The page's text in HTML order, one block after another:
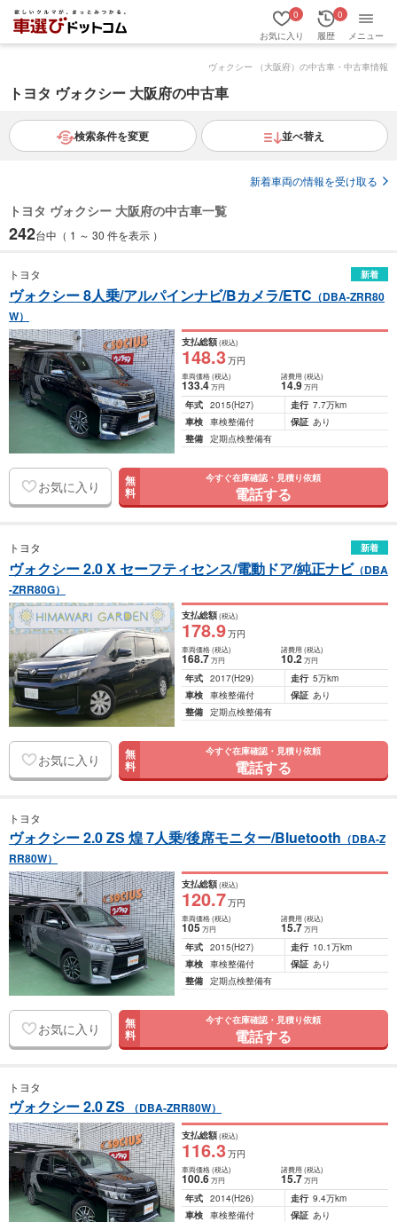
お気に入り
0
履歴
0
メニュー
ヴォクシー （大阪府）の中古車・中古車情報
トヨタ ヴォクシー 大阪府の中古車
検索条件を変更 並べ替え
新着車両の情報を受け取る
トヨタ ヴォクシー 大阪府の中古車一覧
242台中（ 1 ～ 30 件を表示 ）
トヨタ 新着
ヴォクシー 8人乗/アルパインナビ/Bカメラ/ETC （DBA-ZRR80
W）
支払総額(税込)
148.3万円
車両価格(税込)
133.4万円
諸費用 (税込)
14.9 万円
年式 2015(H27) 走行 7.7万km
車検 車検整備付 保証 あり
整備 定期点検整備有
お気に入り 無
料
今すぐ在庫確認・見積り依頼
電話する
トヨタ 新着
ヴォクシー 2.0 X セーフティセンス/電動ドア/純正ナビ（DBA
-ZRR80G）
支払総額(税込)
178.9万円
車両価格(税込)
168.7万円
諸費用 (税込)
10.2 万円
年式 2017(H29) 走行 5万km
車検 車検整備付 保証 あり
整備 定期点検整備有
お気に入り 無
料
今すぐ在庫確認・見積り依頼
電話する
トヨタ
ヴォクシー 2.0 ZS 煌 7人乗/後席モニター/Bluetooth （DBA-Z
RR80W）
支払総額(税込)
120.7万円
車両価格(税込)
105万円
諸費用 (税込)
15.7 万円
年式 2015(H27) 走行 10.1万km
車検 車検整備付 保証 あり
整備 定期点検整備有
お気に入り 無
料
今すぐ在庫確認・見積り依頼
電話する
トヨタ
ヴォクシー 2.0 ZS （DBA-ZRR80W）
支払総額(税込)
116.3万円
車両価格(税込)
100.6万円
諸費用 (税込)
15.7 万円
年式 2014(H26) 走行 9.4万km
車検 車検整備付 保証 あり